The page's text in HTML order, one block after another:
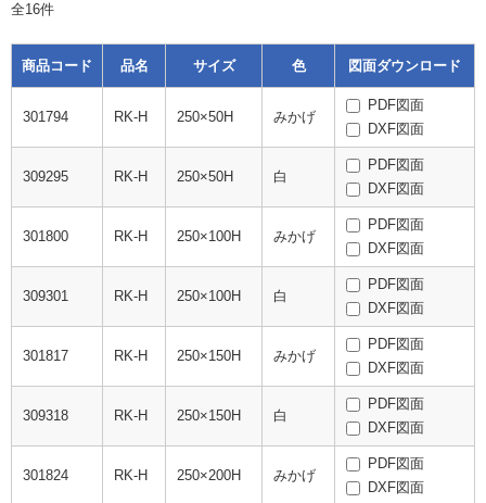
全16件
商品コード 品名 サイズ 色 図面ダウンロード
301794 RK-H 250×50H みかげ
PDF図面
DXF図面
309295 RK-H 250×50H 白
PDF図面
DXF図面
301800 RK-H 250×100H みかげ
PDF図面
DXF図面
309301 RK-H 250×100H 白
PDF図面
DXF図面
301817 RK-H 250×150H みかげ
PDF図面
DXF図面
309318 RK-H 250×150H 白
PDF図面
DXF図面
301824 RK-H 250×200H みかげ
PDF図面
DXF図面